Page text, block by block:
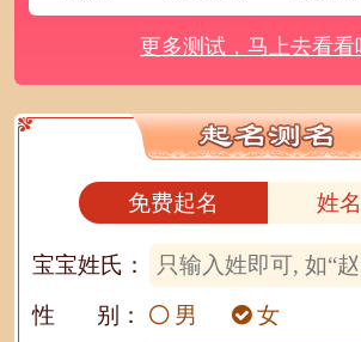
更多测试，马上去看看
免费起名 姓
宝宝姓氏：
性 别： 男
女